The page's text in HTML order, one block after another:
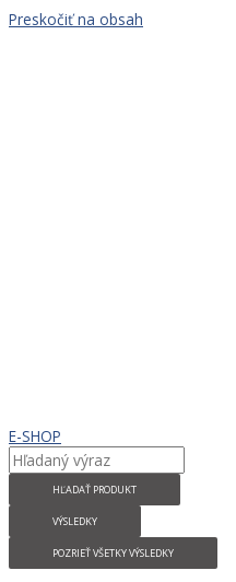
Preskočiť na obsah
E-SHOP
HĽADAŤ PRODUKT
VÝSLEDKY
POZRIEŤ VŠETKY VÝSLEDKY